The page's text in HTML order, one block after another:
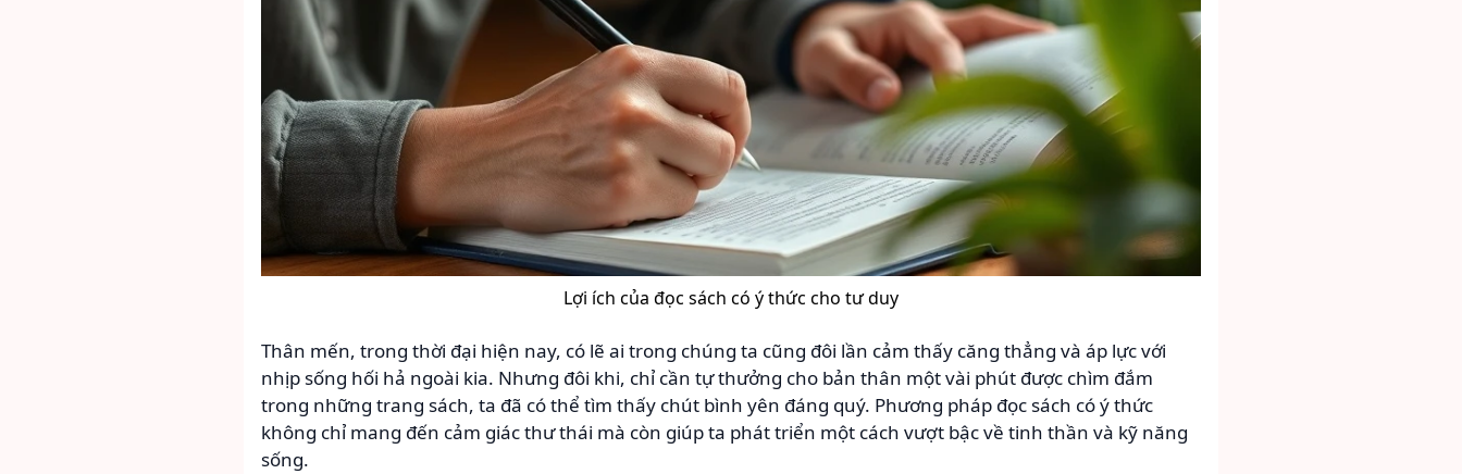
Lợi ích của đọc sách có ý thức cho tư duy
Thân mến, trong thời đại hiện nay, có lẽ ai trong chúng ta cũng đôi lần cảm thấy căng thẳng và áp lực với
nhịp sống hối hả ngoài kia. Nhưng đôi khi, chỉ cần tự thưởng cho bản thân một vài phút được chìm đắm
trong những trang sách, ta đã có thể tìm thấy chút bình yên đáng quý. Phương pháp đọc sách có ý thức
không chỉ mang đến cảm giác thư thái mà còn giúp ta phát triển một cách vượt bậc về tinh thần và kỹ năng
sống.